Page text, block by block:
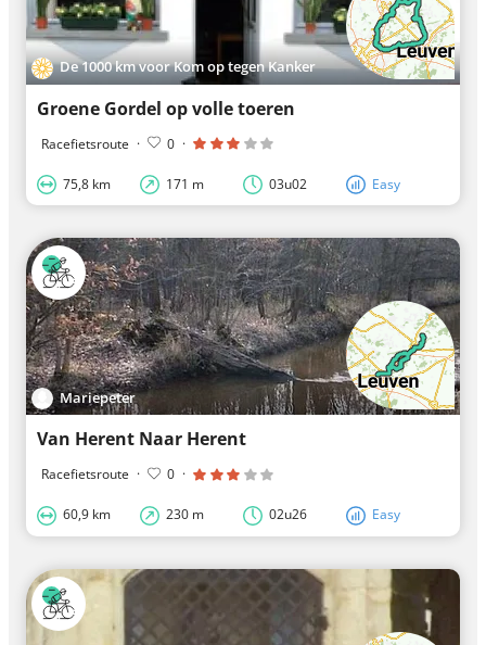
De 1000 km voor Kom op tegen Kanker
Groene Gordel op volle toeren
Racefietsroute · 0 ·
75,8 km 171 m 03u02 Easy
Mariepeter
Van Herent Naar Herent
Racefietsroute · 0 ·
60,9 km 230 m 02u26 Easy